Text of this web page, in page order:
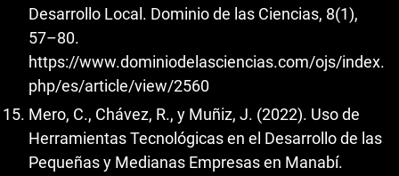
Desarrollo Local. Dominio de las Ciencias, 8(1),
57–80.
https://www.dominiodelasciencias.com/ojs/index.
php/es/article/view/2560
Mero, C., Chávez, R., y Muñiz, J. (2022). Uso de
Herramientas Tecnológicas en el Desarrollo de las
Pequeñas y Medianas Empresas en Manabí.